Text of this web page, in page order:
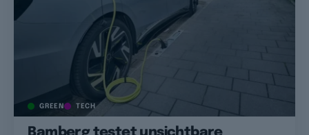
GREEN TECH